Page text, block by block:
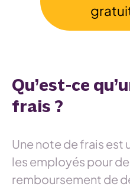
Qu’est-ce
frais ?
Une note de frais est
les employés pour
remboursement de